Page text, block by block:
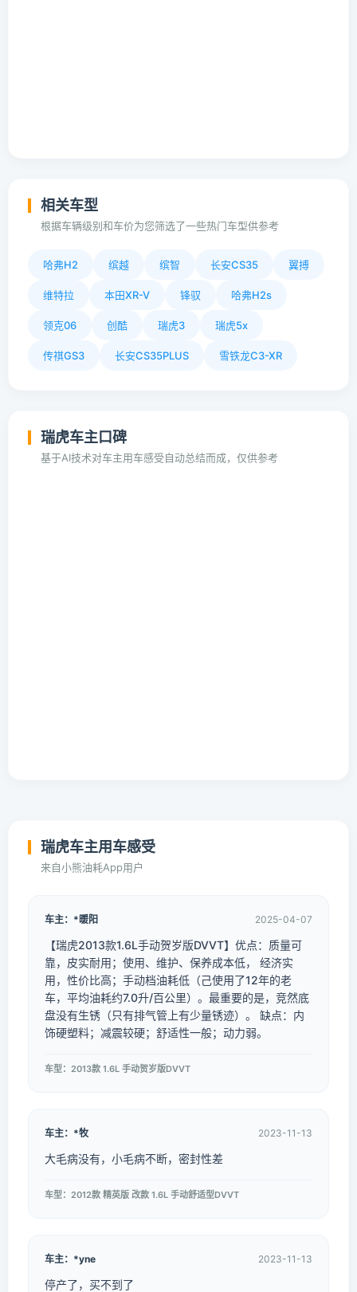
相关车型
根据车辆级别和车价为您筛选了一些热门车型供参考
哈弗H2 缤越 缤智 长安CS35 翼搏
维特拉 本田XR-V 锋驭 哈弗H2s
领克06 创酷 瑞虎3 瑞虎5x
传祺GS3 长安CS35PLUS 雪铁龙C3-XR
瑞虎车主口碑
基于AI技术对车主用车感受自动总结而成，仅供参考
瑞虎车主用车感受
来自小熊油耗App用户
车主：*暖阳 2025-04-07
【瑞虎2013款1.6L手动贺岁版DVVT】优点：质量可
靠，皮实耐用；使用、维护、保养成本低， 经济实
用，性价比高；手动档油耗低（己使用了12年的老
车，平均油耗约7.0升/百公里）。最重要的是，竞然底
盘没有生锈（只有排气管上有少量锈迹）。 缺点：内
饰硬塑料；减震较硬；舒适性一般；动力弱。
车型：2013款 1.6L 手动贺岁版DVVT
车主：*牧 2023-11-13
大毛病没有，小毛病不断，密封性差
车型：2012款 精英版 改款 1.6L 手动舒适型DVVT
车主：*yne 2023-11-13
停产了，买不到了